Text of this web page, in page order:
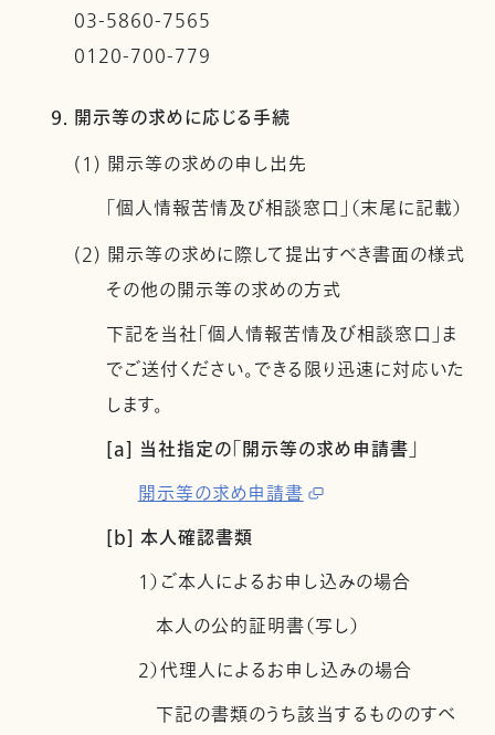
03-5860-7565
0120-700-779
9. 開示等の求めに応じる手続
(1) 開示等の求めの申し出先
「個人情報苦情及び相談窓口」（末尾に記載）
(2) 開示等の求めに際して提出すべき書面の様式
その他の開示等の求めの方式
下記を当社「個人情報苦情及び相談窓口」ま
でご送付ください。できる限り迅速に対応いた
します。
[a] 当社指定の「開示等の求め申請書」
開示等の求め申請書
[b] 本人確認書類
1）ご本人によるお申し込みの場合
本人の公的証明書（写し）
2）代理人によるお申し込みの場合
下記の書類のうち該当するもののすべ